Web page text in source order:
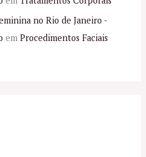
no Rio de Janeiro -
em Procedimentos Faciais